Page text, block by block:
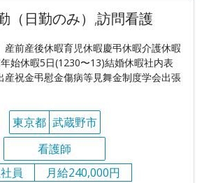
（日勤のみ）,訪問看護
産前産後休暇育児休暇慶弔休暇介護休暇
始休暇5日(1230〜13)結婚休暇社内表
産祝金弔慰金傷病等見舞金制度学会出張
東京都 武蔵野市
看護師
員
月給240,000円